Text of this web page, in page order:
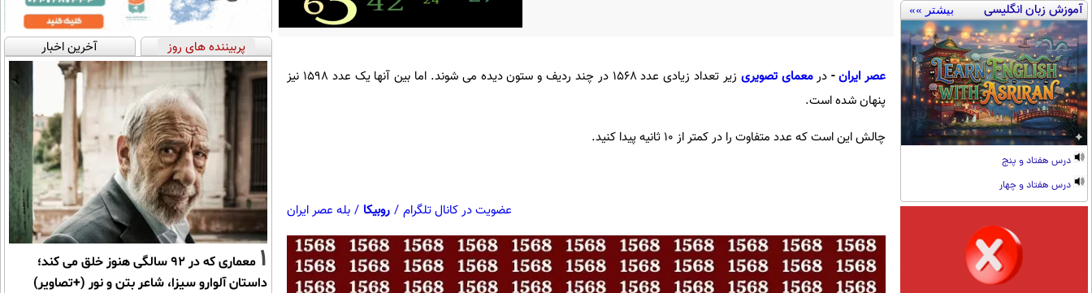
آموزش زبان انگلیسی بیشتر »»
درس هفتاد و پنج
درس هفتاد و چهار
عصر ایران-درمعمای تصویری
زیر تعداد زیادی عدد 1568 در چند ردیف و ستون دیده می شوند. اما بین آنها یک عدد 1598 نیز
پنهان شده است.
چالش این است که عدد متفاوت را در کمتر از 10 ثانیه پیدا کنید.
عضویت در کانال تلگرام / روبیکا / بله عصر ایران
پربیننده های روز آخرین اخبار
1
معماری که در 92 سالگی هنوز خلق می کند؛
داستان آلوارو سیزا، شاعر بتن و نور (+تصاویر)